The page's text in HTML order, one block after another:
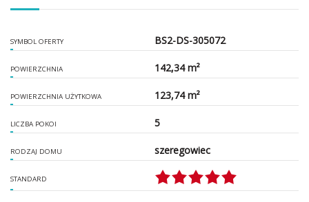
SYMBOL OFERTY BS2-DS-305072
POWIERZCHNIA 142,34 m²
POWIERZCHNIA UŻYTKOWA 123,74 m²
LICZBA POKOI 5
RODZAJ DOMU szeregowiec
STANDARD